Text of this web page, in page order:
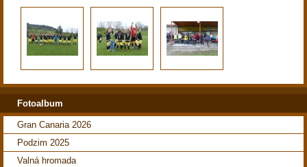
Fotoalbum
Gran Canaria 2026
Podzim 2025
Valná hromada